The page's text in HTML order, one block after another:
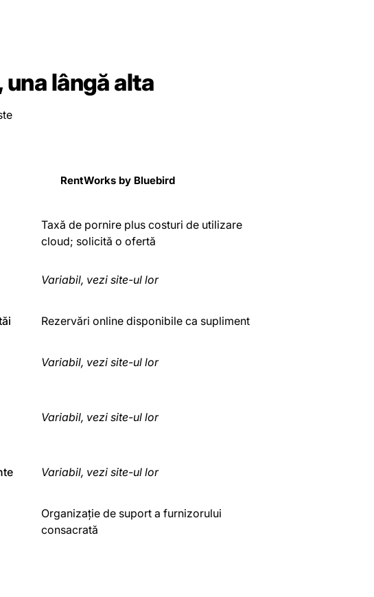
lângă alta
RentWorks by Bluebird
Taxă de pornire plus costuri de utilizare
cloud; solicită o ofertă
Variabil, vezi site-ul lor
Rezervări online disponibile ca supliment
Variabil, vezi site-ul lor
Variabil, vezi site-ul lor
Variabil, vezi site-ul lor
Organizație de suport a furnizorului
consacrată